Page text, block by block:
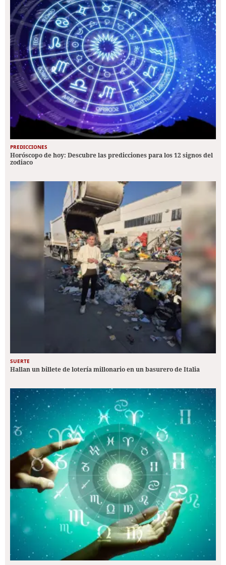
PREDICCIONES
Horóscopo de hoy: Descubre las predicciones para los 12 signos del
zodiaco
SUERTE
Hallan un billete de lotería millonario en un basurero de Italia